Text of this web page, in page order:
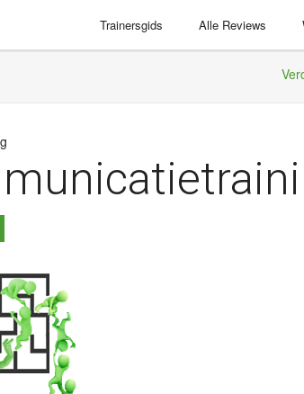
Trainersgids Alle Reviews